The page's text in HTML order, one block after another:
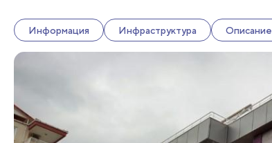
Информация Инфраструктура Описание